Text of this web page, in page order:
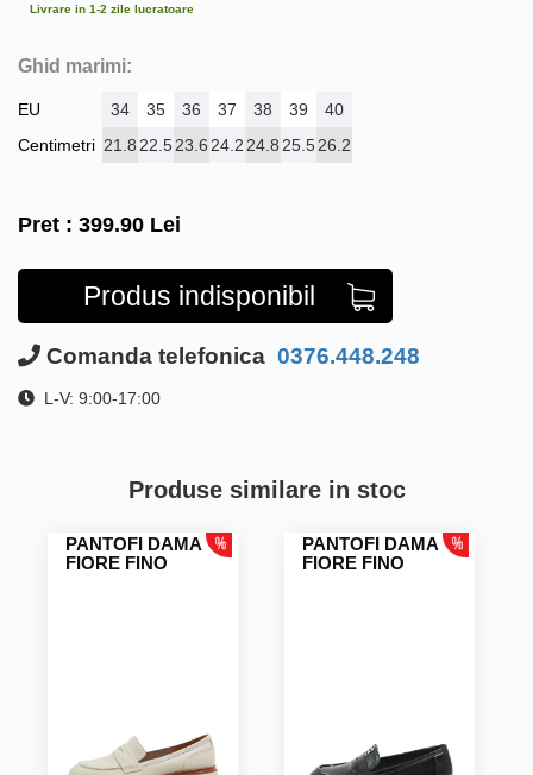
Livrare in 1-2 zile lucratoare
Ghid marimi:
EU
Centimetri
34 35 36 37 38 39
40
21.8 22.523.6 24.2 24.8 25.526.2
Pret : 399.90 Lei
Produs indisponibil
Comanda telefonica 0376.448.248
L-V: 9:00-17:00
Produse similare in stoc
PANTOFI DAMA
FIORE FINO
PANTOFI DAMA
FIORE FINO